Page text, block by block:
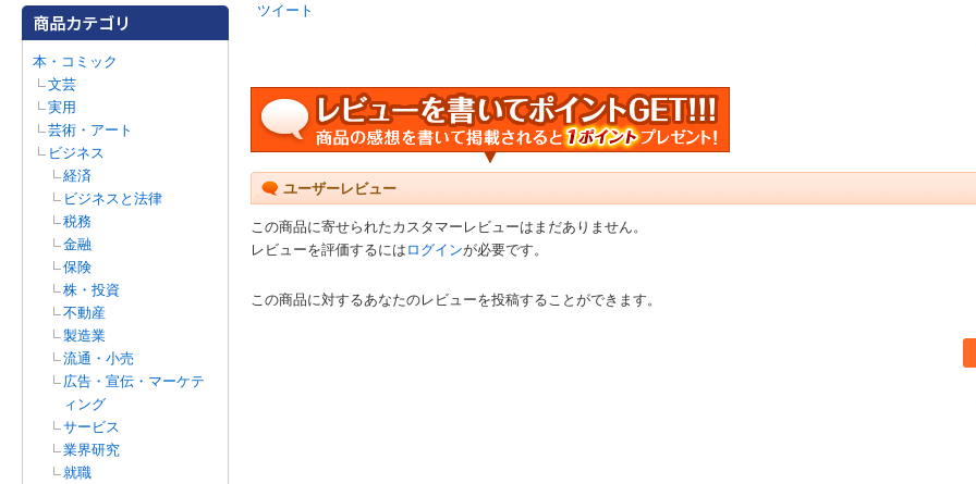
本・コミック
文芸
実用
芸術・アート
ビジネス
経済
ビジネスと法律
税務
金融
保険
株・投資
不動産
製造業
流通・小売
広告・宣伝・マーケテ
ィング
サービス
業界研究
就職
ツイート
ユーザーレビュー
この商品に寄せられたカスタマーレビューはまだありません。
レビューを評価するには ログインが必要です。
この商品に対するあなたのレビューを投稿することができます。